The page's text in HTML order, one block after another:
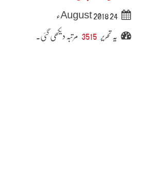
24 August 2018ء
یہ تحریر 3515 مرتبہ دیکھی گئی۔